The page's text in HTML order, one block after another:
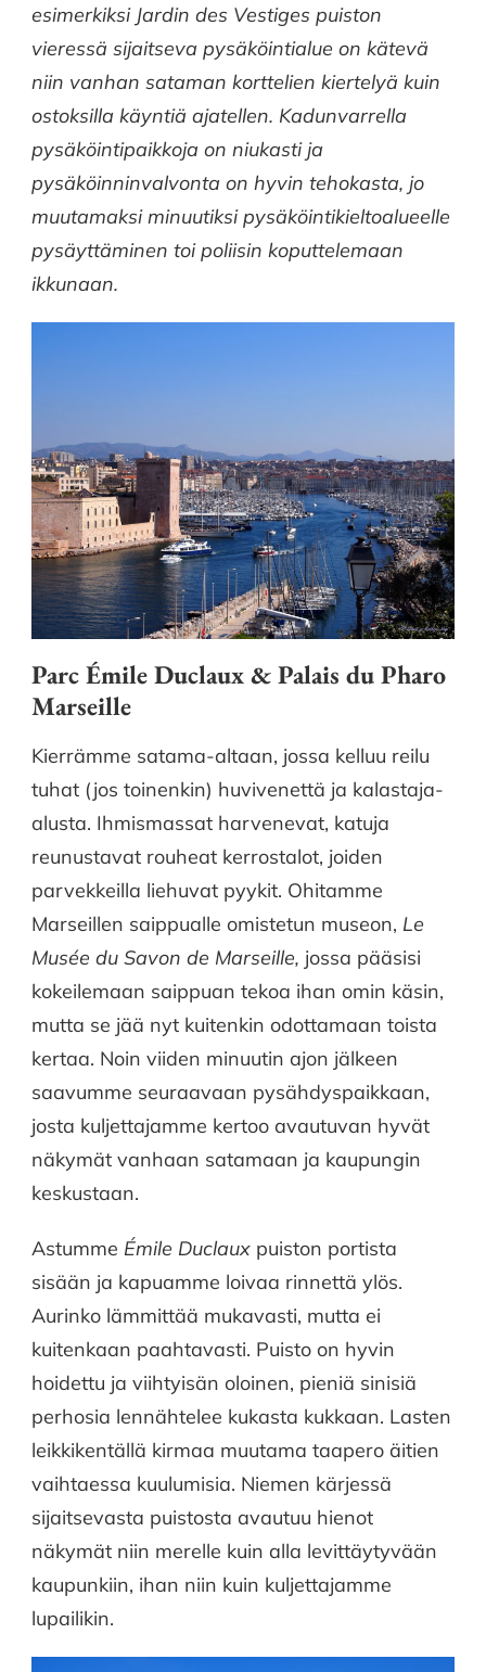
esimerkiksi Jardin des Vestiges puiston
vieressä sijaitseva pysäköintialue on kätevä
niin vanhan sataman korttelien kiertelyä kuin
ostoksilla käyntiä ajatellen. Kadunvarrella
pysäköintipaikkoja on niukasti ja
pysäköinninvalvonta on hyvin tehokasta, jo
muutamaksi minuutiksi pysäköintikieltoalueelle
pysäyttäminen toi poliisin koputtelemaan
ikkunaan.
Parc Émile Duclaux & Palais du Pharo
Marseille
Kierrämme satama-altaan, jossa kelluu reilu
tuhat (jos toinenkin) huvivenettä ja kalastaja-
alusta. Ihmismassat harvenevat, katuja
reunustavat rouheat kerrostalot, joiden
parvekkeilla liehuvat pyykit. Ohitamme
Marseillen saippualle omistetun museon, Le
Musée du Savon de Marseille, jossa pääsisi
kokeilemaan saippuan tekoa ihan omin käsin,
mutta se jää nyt kuitenkin odottamaan toista
kertaa. Noin viiden minuutin ajon jälkeen
saavumme seuraavaan pysähdyspaikkaan,
josta kuljettajamme kertoo avautuvan hyvät
näkymät vanhaan satamaan ja kaupungin
keskustaan.
Astumme Émile Duclaux puiston portista
sisään ja kapuamme loivaa rinnettä ylös.
Aurinko lämmittää mukavasti, mutta ei
kuitenkaan paahtavasti. Puisto on hyvin
hoidettu ja viihtyisän oloinen, pieniä sinisiä
perhosia lennähtelee kukasta kukkaan. Lasten
leikkikentällä kirmaa muutama taapero äitien
vaihtaessa kuulumisia. Niemen kärjessä
sijaitsevasta puistosta avautuu hienot
näkymät niin merelle kuin alla levittäytyvään
kaupunkiin, ihan niin kuin kuljettajamme
lupailikin.